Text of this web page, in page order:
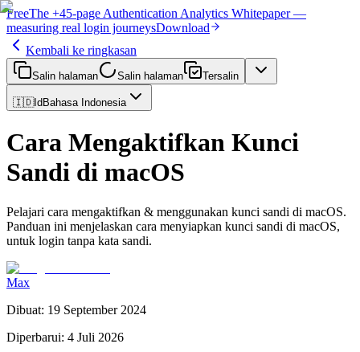
FreeThe +45-page Authentication Analytics Whitepaper —
measuring real login journeysDownload
Kembali ke ringkasan
Salin halaman Salin halaman Tersalin
🇮🇩Id Bahasa Indonesia
Cara Mengaktifkan Kunci
Sandi di macOS
Pelajari cara mengaktifkan & menggunakan kunci sandi di macOS.
Panduan ini menjelaskan cara menyiapkan kunci sandi di macOS,
untuk login tanpa kata sandi.
Max
Dibuat: 19 September 2024
Diperbarui: 4 Juli 2026